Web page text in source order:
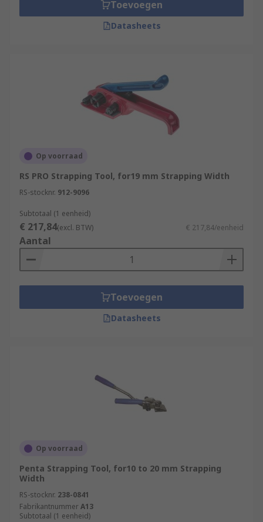
• Combination Strapping Tool
Toevoegen
Datasheets
Op voorraad
RS PRO Strapping Tool, for19 mm Strapping Width
RS-stocknr. 912-9096
Subtotaal (1 eenheid)
€ 217,84(excl. BTW) € 217,84/eenheid
Aantal
Toevoegen
Datasheets
Op voorraad
Penta Strapping Tool, for10 to 20 mm Strapping
Width
RS-stocknr. 238-0841
FabrikantnummerA13
Subtotaal (1 eenheid)